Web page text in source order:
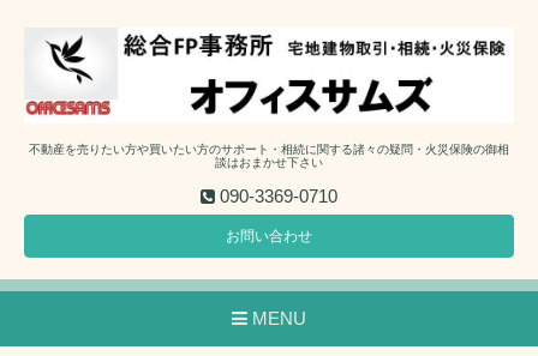
不動産を売りたい方や買いたい方のサポート・相続に関する諸々の疑問・火災保険の御相
談はおまかせ下さい
090-3369-0710
お問い合わせ
MENU